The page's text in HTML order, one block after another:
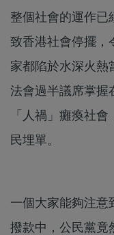
整個社會的運作已
致香港社會停擺，
家都陷於水深火熱
法會過半議席掌握
「人禍」癱瘓社
民埋單。
一個大家能夠注意
撥款中，公民黨竟